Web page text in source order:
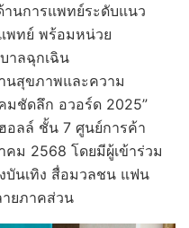
นการแพทย์ระดับแนว
พทย์ พร้อมหน่วย
าลฉุกเฉิน
นสุขภาพและความ
มชัดลึก อวอร์ด 2025”
ลล์ ชั้น 7 ศูนย์การค้า
ม 2568 โดยมีผู้เข้าร่วม
บันเทิง สื่อมวลชน แฟน
ยภาคส่วน